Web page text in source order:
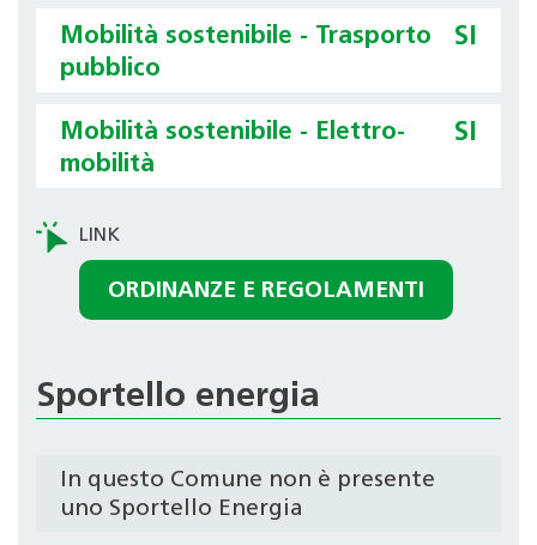
Mobilità sostenibile - Trasporto
pubblico
SI
Mobilità sostenibile - Elettro-
mobilità
SI
ORDINANZE E REGOLAMENTI
Sportello energia
In questo Comune non è presente
uno Sportello Energia